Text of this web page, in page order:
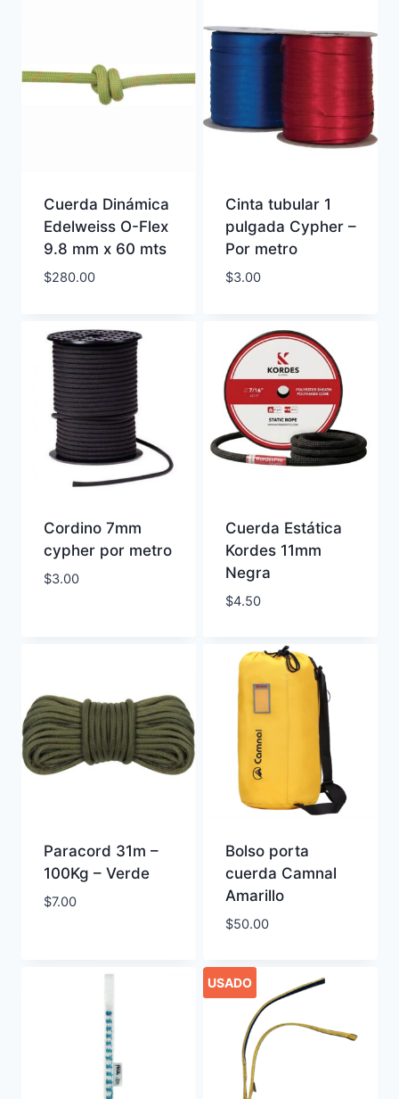
Cuerda Dinámica
Edelweiss O-Flex
9.8 mm x 60 mts
$280.00
Cinta tubular 1
pulgada Cypher –
Por metro
$3.00
Cordino 7mm
cypher por metro
$3.00
Cuerda Estática
Kordes 11mm
Negra
$4.50
Paracord 31m –
100Kg – Verde
$7.00
Bolso porta
cuerda Camnal
Amarillo
$50.00
USADO